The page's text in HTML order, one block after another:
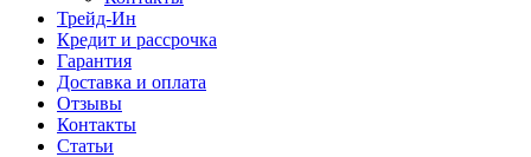
Трейд-Ин
Кредит и рассрочка
Гарантия
Доставка и оплата
Отзывы
Контакты
Статьи